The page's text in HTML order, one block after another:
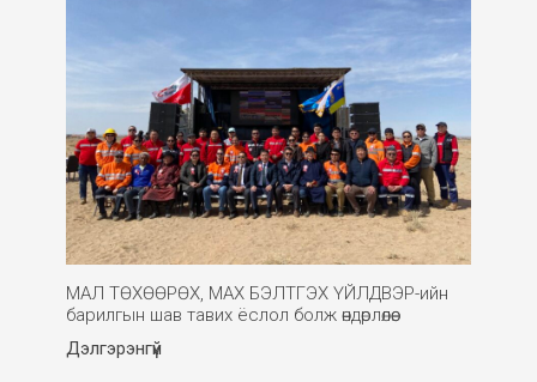
МАЛ ТӨХӨӨРӨХ, МАХ БЭЛТГЭХ ҮЙЛДВЭР-ийн
барилгын шав тавих ёслол болж өндөрлөлөө.
Дэлгэрэнгүй